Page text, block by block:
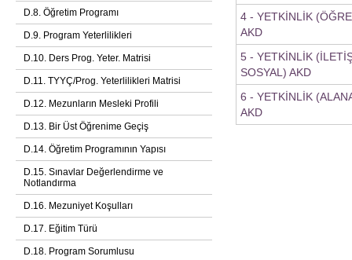
D.8. Öğretim Programı
D.9. Program Yeterlilikleri
D.10. Ders Prog. Yeter. Matrisi
D.11. TYYÇ/Prog. Yeterlilikleri Matrisi
D.12. Mezunların Mesleki Profili
D.13. Bir Üst Öğrenime Geçiş
D.14. Öğretim Programının Yapısı
D.15. Sınavlar Değerlendirme ve
Notlandırma
D.16. Mezuniyet Koşulları
D.17. Eğitim Türü
D.18. Program Sorumlusu
4 - YETKİNLİK
AKD
5 - YETKİNLİK
SOSYAL) AKD
6 - YETKİNLİK
AKD